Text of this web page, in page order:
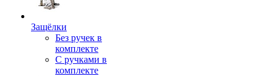
Защёлки
Без ручек в
комплекте
С ручками в
комплекте